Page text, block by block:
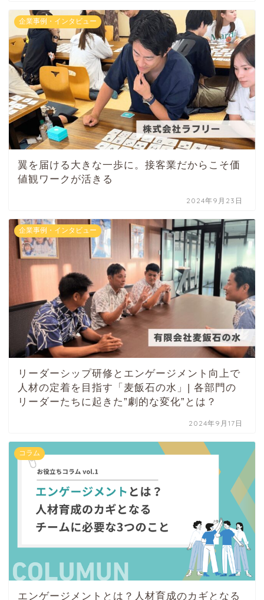
企業事例・インタビュー
翼を届ける大きな一歩に。接客業だからこそ価
値観ワークが活きる
2024年9月23日
企業事例・インタビュー
リーダーシップ研修とエンゲージメント向上で
人材の定着を目指す「麦飯石の水」| 各部門の
リーダーたちに起きた”劇的な変化”とは？
2024年9月17日
コラム
エンゲージメントとは？人材育成のカギとなる